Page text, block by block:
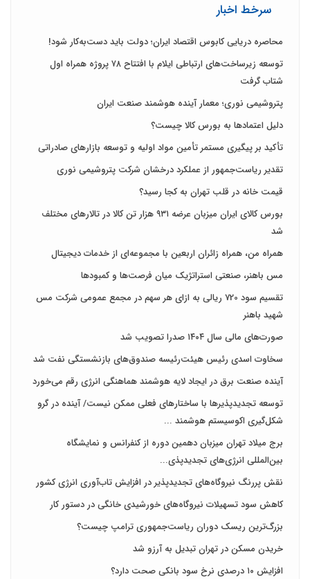
سرخط اخبار
محاصره دریایی کابوس اقتصاد ایران؛ دولت باید دست‌به‌کار شود!
توسعه زیرساخت‌های ارتباطی ایلام با افتتاح ۷۸ پروژه همراه اول
شتاب گرفت
پتروشیمی نوری؛ معمار آینده هوشمند صنعت ایران
دلیل اعتمادها به بورس کالا چیست؟
تأکید بر پیگیری مستمر تأمین مواد اولیه و توسعه بازارهای صادراتی
تقدیر ریاست‌جمهور از عملکرد درخشان شرکت پتروشیمی نوری
قیمت خانه در قلب تهران به کجا رسید؟
بورس کالای ایران میزبان عرضه ۹۳۱ هزار تن کالا در تالارهای مختلف
شد
همراه من، همراه زائران اربعین با مجموعه‌ای از خدمات دیجیتال
مس باهنر، صنعتی استراتژیک میان فرصت‌ها و کمبودها
تقسیم سود 720 ریالی به ازای هر سهم در مجمع عمومی شرکت مس
شهید باهنر
صورت‌های مالی سال ۱۴۰۴ صدرا تصویب شد
سخاوت اسدی رئیس هیئت‌رئیسه صندوق‌های بازنشستگی نفت شد
آینده صنعت برق در ایجاد لایه هوشمند هماهنگی انرژی رقم می‌خورد
توسعه تجدیدپذیرها با ساختارهای فعلی ممکن نیست/ آینده در گرو
شکل‌گیری اکوسیستم هوشمند ...
برج میلاد تهران میزبان دهمین دوره از کنفرانس و نمایشگاه
بین‌المللی انرژی‌های تجدیدپذی...
نقش پررنگ نیروگاه‌های تجدیدپذیر در افزایش تاب‌آوری انرژی کشور
کاهش سود تسهیلات نیروگاه‌های خورشیدی خانگی در دستور کار
بزرگ‌ترین ریسک دوران ریاست‌جمهوری ترامپ چیست؟
خریدن مسکن در تهران تبدیل به آرزو شد
افزایش ۱۰ درصدی نرخ سود بانکی صحت دارد؟